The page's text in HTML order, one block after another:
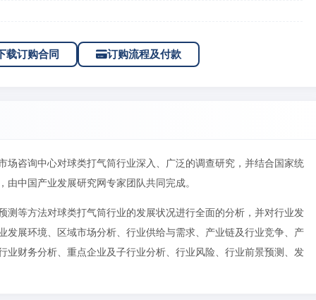
载订购合同 订购流程及付款
场咨询中心对球类打气筒行业深入、广泛的调查研究，并结合国家统
中国产业发展研究网专家团队共同完成。
等方法对球类打气筒行业的发展状况进行全面的分析，并对行业发
发展环境、区域市场分析、行业供给与需求、产业链及行业竞争、产
财务分析、重点企业及子行业分析、行业风险、行业前景预测、发